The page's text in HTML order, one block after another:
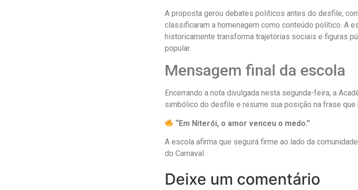
A proposta gerou debates políticos antes do desfile,
classificaram a homenagem como conteúdo político. A
historicamente transforma trajetórias sociais e figuras
popular.
Mensagem final da escola
Encerrando a nota divulgada nesta segunda-feira, a
simbólico do desfile e resume sua posição na frase que
“Em Niterói, o amor venceu o medo.”
A escola afirma que seguirá firme ao lado da
do Carnaval.
Deixe um comentário